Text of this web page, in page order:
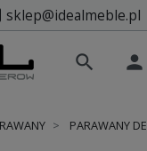
sklep@idealmeble.pl
search person
PARAWANY